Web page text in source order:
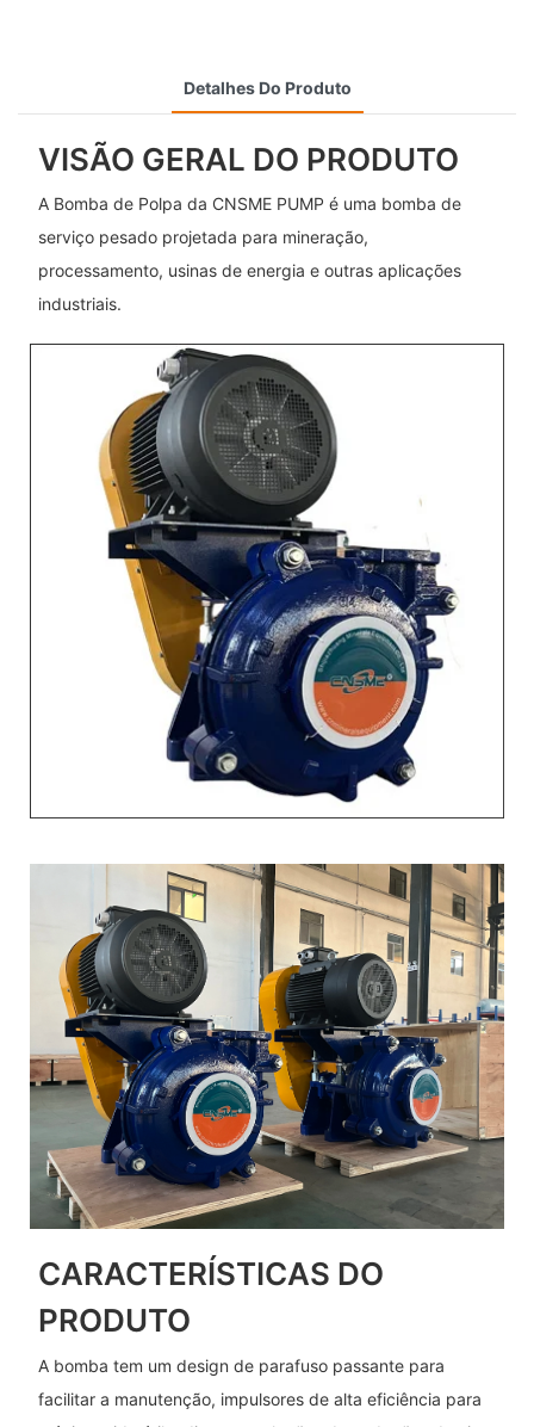
Detalhes Do Produto
VISÃO GERAL DO PRODUTO
A Bomba de Polpa da CNSME PUMP é uma bomba de
serviço pesado projetada para mineração,
processamento, usinas de energia e outras aplicações
industriais.
CARACTERÍSTICAS DO
PRODUTO
A bomba tem um design de parafuso passante para
facilitar a manutenção, impulsores de alta eficiência para